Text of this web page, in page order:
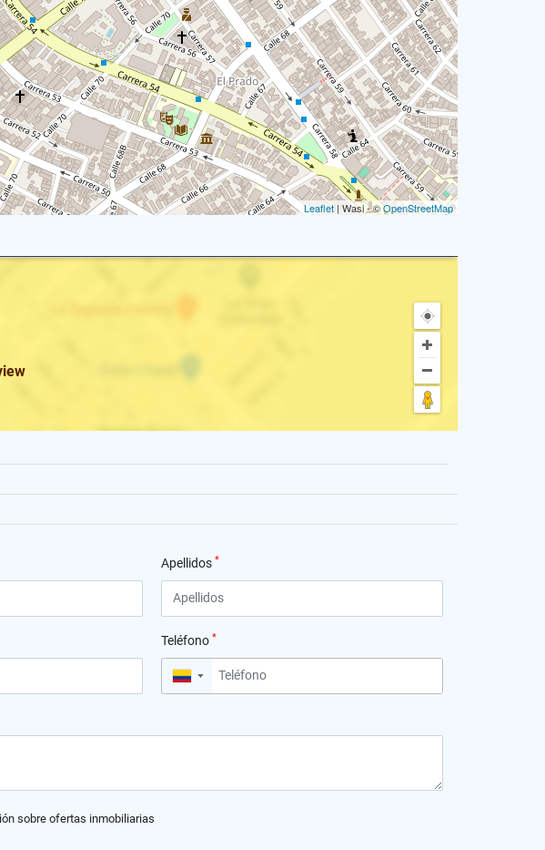
Leaflet | Wasi - ©OpenStreetMap
Apellidos *
Teléfono *
▼
sobre ofertas inmobiliarias